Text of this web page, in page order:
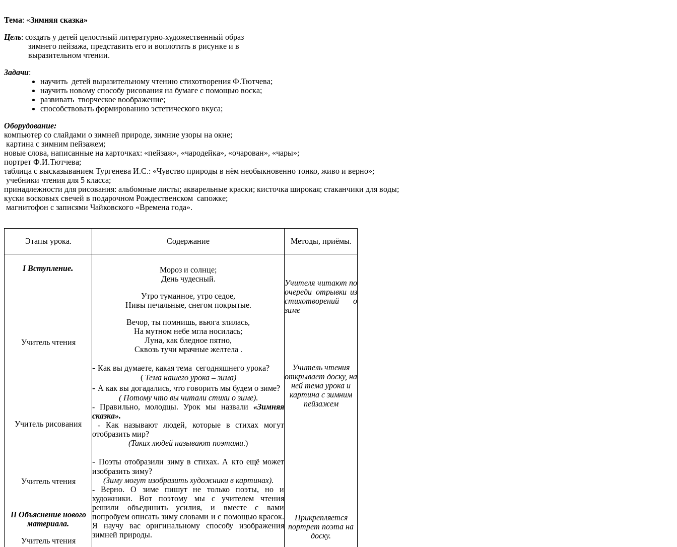
Тема: «Зимняя сказка»
Цель: создать у детей целостный литературно-художественный образ
зимнего пейзажа, представить его и воплотить в рисунке и в
выразительном чтении.
Задачи:
научить детей выразительному чтению стихотворения Ф.Тютчева;
научить новому способу рисования на бумаге с помощью воска;
развивать творческое воображение;
способствовать формированию эстетического вкуса;
Оборудование:
компьютер со слайдами о зимней природе, зимние узоры на окне;
картина с зимним пейзажем;
новые слова, написанные на карточках: «пейзаж», «чародейка», «очарован», «чары»;
портрет Ф.И.Тютчева;
таблица с высказыванием Тургенева И.С.: «Чувство природы в нём необыкновенно тонко, живо и верно»;
учебники чтения для 5 класса;
принадлежности для рисования: альбомные листы; акварельные краски; кисточка широкая; стаканчики для воды;
куски восковых свечей в подарочном Рождественском сапожке;
магнитофон с записями Чайковского «Времена года».
Этапы урока. Содержание Методы, приёмы.
I Вступление.
Учитель чтения
Учитель рисования
Учитель чтения
II Объяснение нового
материала.
Учитель чтения
Мороз и солнце;
День чудесный.
Утро туманное, утро седое,
Нивы печальные, снегом покрытые.
Вечор, ты помнишь, вьюга злилась,
На мутном небе мгла носилась;
Луна, как бледное пятно,
Сквозь тучи мрачные желтела .
- Как вы думаете, какая тема сегодняшнего урока?
( Тема нашего урока – зима)
- А как вы догадались, что говорить мы будем о зиме?
( Потому что вы читали стихи о зиме).
- Правильно, молодцы. Урок мы назвали «Зимняя
сказка».
- Как называют людей, которые в стихах могут
отобразить мир?
(Таких людей называют поэтами.)
-Поэты отобразили зиму в стихах. А кто ещё может
изобразить зиму?
(Зиму могут изобразить художники в картинах).
- Верно. О зиме пишут не только поэты, но и
художники. Вот поэтому мы с учителем чтения
решили объединить усилия, и вместе с вами
попробуем описать зиму словами и с помощью красок.
Я научу вас оригинальному способу изображения
зимней природы.
Учителя читают по
очереди отрывки из
стихотворений о
зиме
Учитель чтения
открывает доску, на
ней тема урока и
картина с зимним
пейзажем
Прикрепляется
портрет поэта на
доску.